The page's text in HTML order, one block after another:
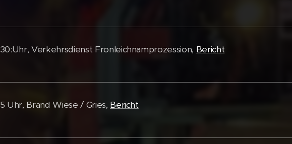
Verkehrsdienst Fronleichnamprozession, Bericht
Uhr, Brand Wiese / Gries, Bericht